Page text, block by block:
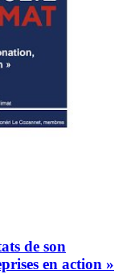
de son
en action »